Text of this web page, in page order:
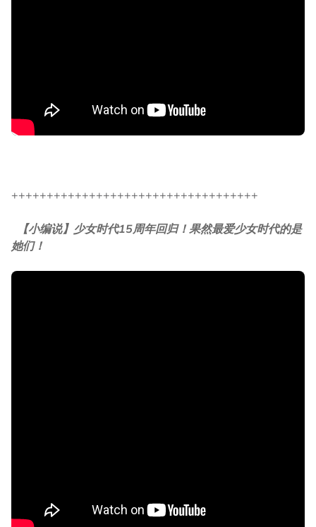
+++++++++++++++++++++++++++++++++++
【小编说】少女时代15周年回归！果然最爱少女时代的是
她们！